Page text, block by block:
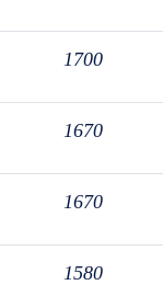
1700
1670
1670
1580